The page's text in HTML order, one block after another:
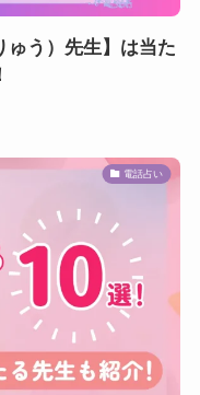
ゅう）先生】は当た
電話占い